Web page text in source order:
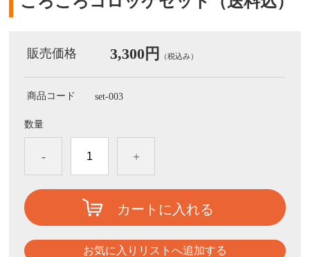
販売価格 3,300円 （税込み）
商品コード set-003
数量
- +
カートに入れる
お気に入りリストへ追加する